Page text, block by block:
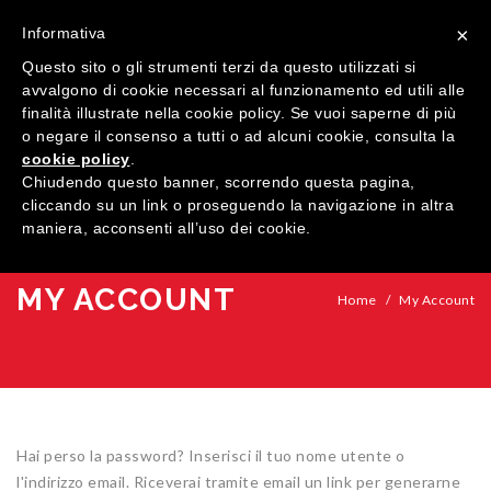
MENU
HOME
AZIENDA
Legno
Porte
ARREDI SU MISURA
MY ACCOUNT Home / My Account
Hai perso la password? Inserisci il tuo nome utente o
l'indirizzo email. Riceverai tramite email un link per generarne
×
Informativa
Questo sito o gli strumenti terzi da questo utilizzati si
avvalgono di cookie necessari al funzionamento ed utili alle
finalità illustrate nella cookie policy. Se vuoi saperne di più
o negare il consenso a tutti o ad alcuni cookie, consulta la
cookie policy
Chiudendo questo banner, scorrendo questa pagina,
cliccando su un link o proseguendo la navigazione in altra
maniera, acconsenti all’uso dei cookie.